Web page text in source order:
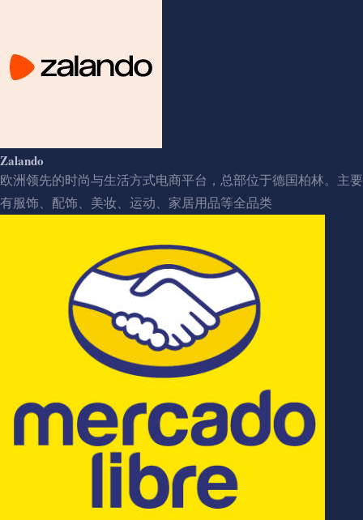
Zalando
欧洲领先的时尚与生活方式电商平台，总部位于德国柏林。主要
有服饰、配饰、美妆、运动、家居用品等全品类